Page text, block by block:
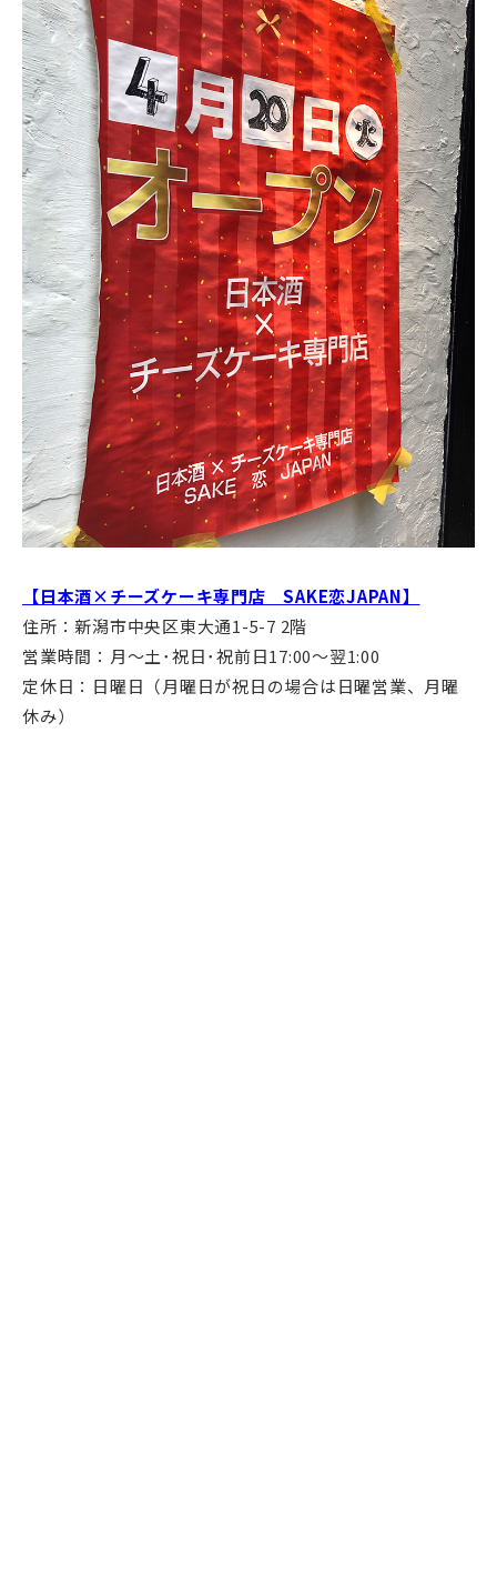
【日本酒×チーズケーキ専門店 SAKE恋JAPAN】
住所：新潟市中央区東大通1-5-7 2階
営業時間：月～土･祝日･祝前日17:00～翌1:00
定休日：日曜日（月曜日が祝日の場合は日曜営業、月曜
休み）